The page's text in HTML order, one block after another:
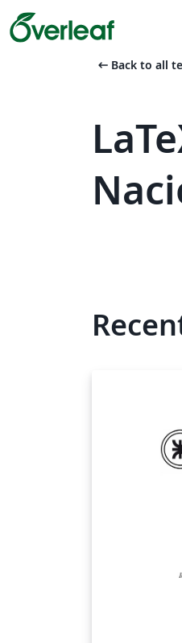
arrow_left_alt Back to all